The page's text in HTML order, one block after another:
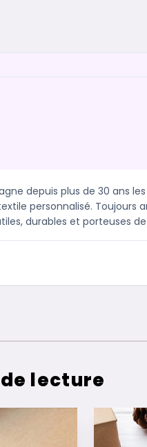
depuis plus de 30 ans
personnalisé. Toujours
durables et porteuses de
lecture